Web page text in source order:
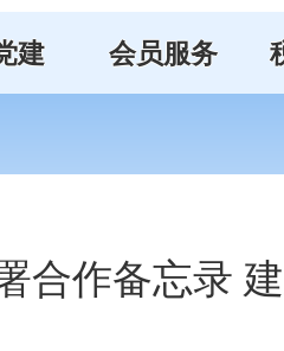
建 会员服务
合作备忘录